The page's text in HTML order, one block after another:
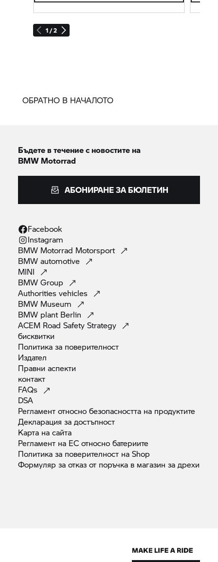
1 / 2
ОБРАТНО В НАЧАЛОТО
Бъдете в течение с новостите на
BMW Motorrad
АБОНИРАНЕ ЗА БЮЛЕТИН
Facebook
Instagram
BMW Motorrad Motorsport
BMWautomotive
MINI
BMWGroup
Authoritiesvehicles
BMW Museum
BMW plant Berlin
ACEM Road SafetyStrategy
бисквитки
Политика за поверителност
Издател
Правниаспекти
контакт
FAQs
DSA
Регламент относно безопасността на продуктите
Декларация задостъпност
Карта насайта
Регламент на ЕС относнобатериите
Политика за поверителност наShop
Формуляр за отказ от поръчка в магазин задрехи